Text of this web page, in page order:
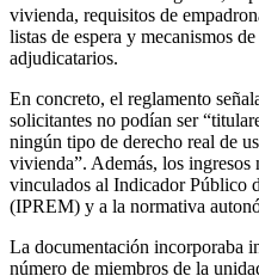
vivienda, requisitos de
listas de espera y mecanismos
adjudicatarios.
En concreto, el reglamento
solicitantes no podían ser
ningún tipo de derecho real de
vivienda”. Además, los ingresos
vinculados al Indicador Público
(IPREM) y a la normativa
La documentación incorporaba
número de miembros de la